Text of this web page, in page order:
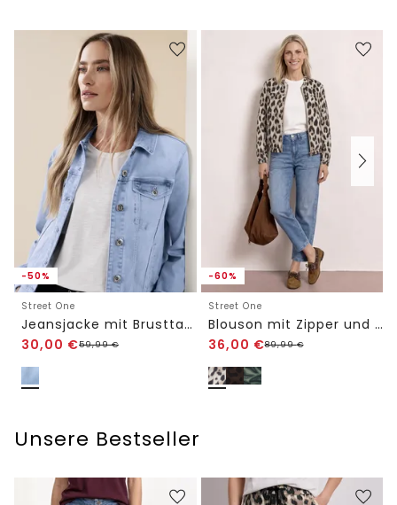
-50%
Street One
Jeansjacke mit Brusttaschen und Knöpfen
30,00 €59,99€
-60%
Street One
Blouson mit Zipper und Print
36,00 €89,99€
Unsere Bestseller